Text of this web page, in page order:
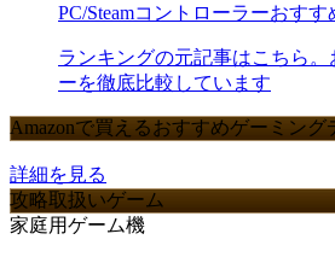
PC/Steamコントローラーおすす
ランキングの元記事はこちら
ーを徹底比較しています
Amazonで買えるおすすめゲーミング
詳細を見る
攻略取扱いゲーム
家庭用ゲーム機